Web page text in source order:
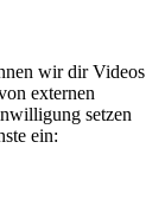
wir dir Videos
externen
setzen
ein: